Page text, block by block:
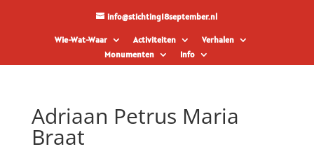
info@stichting18september.nl
Wie-Wat-Waar Activiteiten
Verhalen
Monumenten
Info
Adriaan Petrus Maria
Braat